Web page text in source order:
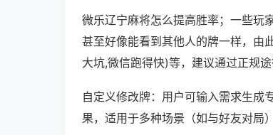
微乐辽宁麻将怎么提高胜率；一些玩
甚至好像能看到其他人的牌一样，由
大坑,微信跑得快)等，建议通过正规途
自定义修改牌：用户可输入需求生成
果，适用于多种场景（如与好友对局